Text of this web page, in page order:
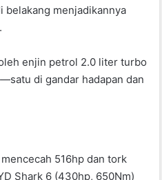
belakang menjadikannya
enjin petrol 2.0 liter turbo
di gandar hadapan dan
516hp dan tork
Shark 6 (430hp, 650Nm)